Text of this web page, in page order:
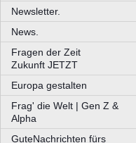
Newsletter.
News.
Fragen der Zeit
Zukunft JETZT
Europa gestalten
Frag' die Welt | Gen Z &
Alpha
GuteNachrichten fürs